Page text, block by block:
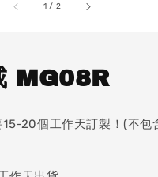
1 / 2
MG08R
15-20個工作天訂製！(不包